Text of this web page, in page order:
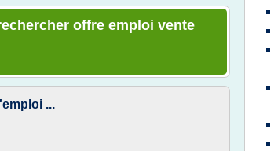
offre emploi vente
...